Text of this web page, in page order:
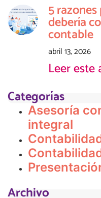
5
debería
contable
abril 13, 2026
Leer este
Categorías
Asesoría
integral
Archivo